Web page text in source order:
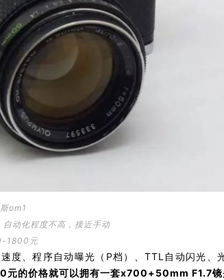
om1
动化程度不高，接近手动
1800元
、程序自动曝光（P档）、TTL自动闪光、
的价格就可以拥有一套x700+50mm F1.7镜